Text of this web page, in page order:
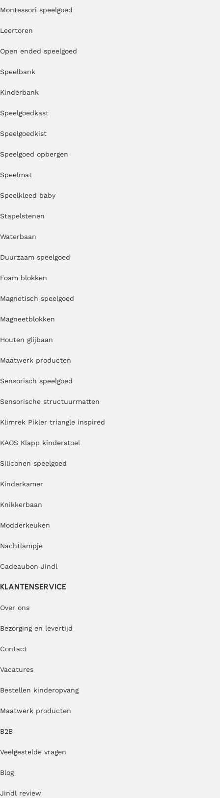
Montessori speelgoed
Leertoren
Open ended speelgoed
Speelbank
Kinderbank
Speelgoedkast
Speelgoedkist
Speelgoed opbergen
Speelmat
Speelkleed baby
Stapelstenen
Waterbaan
Duurzaam speelgoed
Foam blokken
Magnetisch speelgoed
Magneetblokken
Houten glijbaan
Maatwerk producten
Sensorisch speelgoed
Sensorische structuurmatten
Klimrek Pikler triangle inspired
KAOS Klapp kinderstoel
Siliconen speelgoed
Kinderkamer
Knikkerbaan
Modderkeuken
Nachtlampje
Cadeaubon Jindl
KLANTENSERVICE
Over ons
Bezorging en levertijd
Contact
Vacatures
Bestellen kinderopvang
Maatwerk producten
B2B
Veelgestelde vragen
Blog
Jindl review